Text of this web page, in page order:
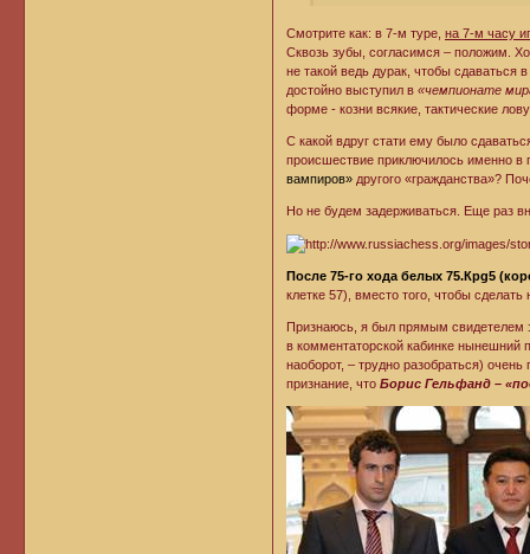
Смотрите как: в 7-м туре,на 7-м часу
Сквозь зубы, согласимся – положим.
не такой ведь дурак, чтобы сдаваться
достойно выступил в«чемпионате
форме - козни всякие, тактические
С какой вдруг стати ему было
происшествие приключилось именно в
вампиров» другого «гражданства»?
Но не будем задерживаться. Еще раз
После 75-го хода белых 75.Крg5
клетке 57), вместо того, чтобы
Признаюсь, я был прямым свидетелем
в комментаторской кабинке
наоборот, – трудно разобраться)
признание, чтоБорис Гельфанд –